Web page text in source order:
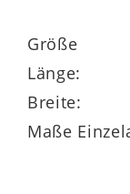
Ein
Größe
Länge:
Breite:
Maße